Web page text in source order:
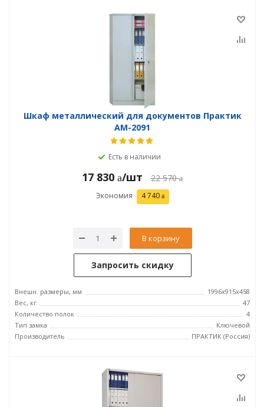
Шкаф металлический для документов Практик
AM-2091
Есть в наличии
17 830 /шт 22 570
Экономия 4 740
В корзину
Запросить скидку
Внешн. размеры, мм
1996x915x458
Вес, кг
47
Количество полок
4
Тип замка
Ключевой
Производитель
ПРАКТИК (Россия)